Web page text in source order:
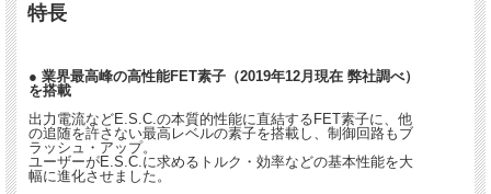
特長
● 業界最高峰の高性能FET素子（2019年12月現在 弊社調べ）
を搭載
出力電流などE.S.C.の本質的性能に直結するFET素子に、他
の追随を許さない最高レベルの素子を搭載し、制御回路もブ
ラッシュ・アップ。
ユーザーがE.S.C.に求めるトルク・効率などの基本性能を大
幅に進化させました。